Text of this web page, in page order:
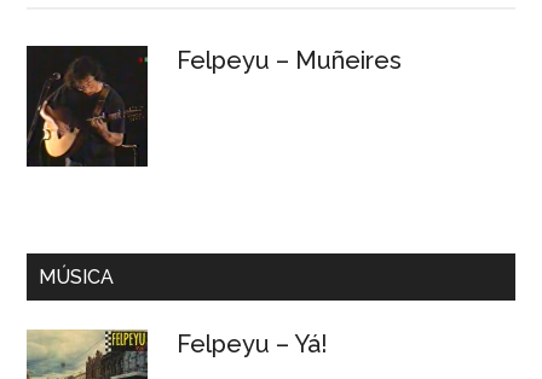
Felpeyu – Muñeires
MÚSICA
Felpeyu – Yá!